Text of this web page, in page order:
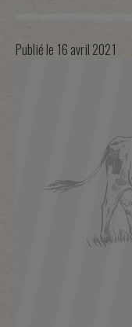
Publié le 16 avril 2021